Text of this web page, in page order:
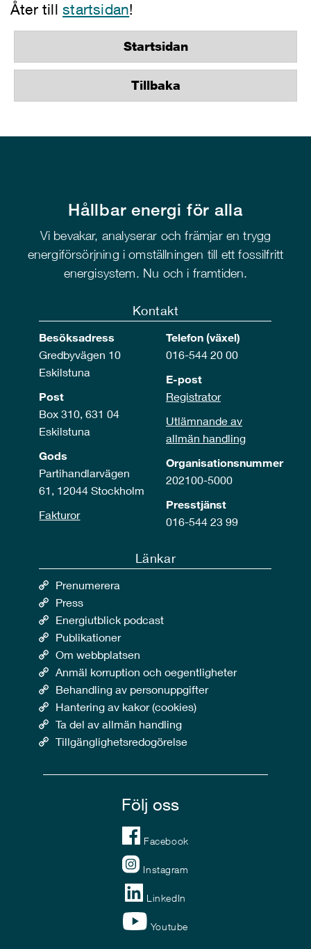
Åter tillstartsidan!
Startsidan
Tillbaka
Hållbar energi för alla
Vi bevakar, analyserar och främjar en trygg
energiförsörjning i omställningen till ett fossilfritt
energisystem. Nu och i framtiden.
Kontakt
Besöksadress
Gredbyvägen 10
Eskilstuna
Post
Box 310, 631 04
Eskilstuna
Gods
Partihandlarvägen
61, 12044 Stockholm
Fakturor
Telefon (växel)
016-544 20 00
E-post
Registrator
Utlämnande av
allmän handling
Organisationsnummer
202100-5000
Presstjänst
016-544 23 99
Länkar
Prenumerera
Press
Energiutblick podcast
Publikationer
Om webbplatsen
Anmäl korruption och oegentligheter
Behandling av personuppgifter
Hantering av kakor (cookies)
Ta del av allmän handling
Tillgänglighetsredogörelse
Följ oss
Facebook
Instagram
LinkedIn
Youtube